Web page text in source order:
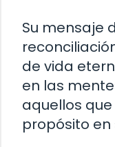
Su mensaje
de vida
en las
aquellos
propósito en